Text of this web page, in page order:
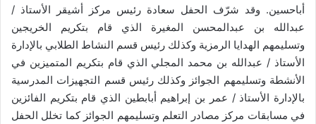
أباحسين. وقد شرّف الحفل سعادة رئيس مركز أشيقر الأستاذ /
عبدالله بن عبدالمحسن المغيرة الذي قام بتكريم الخريجين
وتسليمهم الهدايا الرمزية وكذلك رئيس قسم النشاط الطلابي بالإدارة
الأستاذ / عبدالله بن محمد المجلي الذي قام بتكريم المتميزين في
الأنشطة وتسليمهم الجوائز وكذلك رئيس قسم التجهيزات المدرسية
بالإدارة الأستاذ / عمر بن إبراهيم أبابطين الذي قام بتكريم الفائزين
في مسابقات مركز مصادر التعلم وتسليمهم الجوائز كما تخلل الحفل